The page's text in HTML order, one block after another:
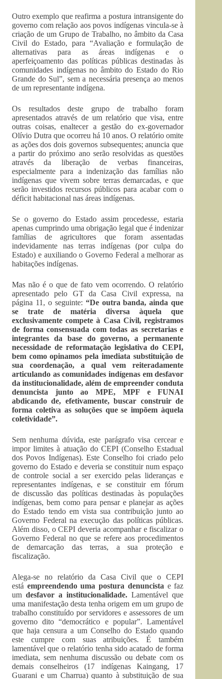
Outro exemplo que reafirma a postura intransigente do
governo com relação aos povos indígenas vincula-se à
criação de um Grupo de Trabalho, no âmbito da Casa
Civil do Estado, para “Avaliação e formulação de
alternativas para as áreas indígenas e o
aperfeiçoamento das políticas públicas destinadas às
comunidades indígenas no âmbito do Estado do Rio
Grande do Sul”, sem a necessária presença ao menos
de um representante indígena.
Os resultados deste grupo de trabalho foram
apresentados através de um relatório que visa, entre
outras coisas, enaltecer a gestão do ex-governador
Olívio Dutra que ocorreu há 10 anos. O relatório omite
as ações dos dois governos subsequentes; anuncia que
a partir do próximo ano serão resolvidas as questões
através da liberação de verbas financeiras,
especialmente para a indenização das famílias não
indígenas que vivem sobre terras demarcadas, e que
serão investidos recursos públicos para acabar com o
déficit habitacional nas áreas indígenas.
Se o governo do Estado assim procedesse, estaria
apenas cumprindo uma obrigação legal que é indenizar
famílias de agricultores que foram assentadas
indevidamente nas terras indígenas (por culpa do
Estado) e auxiliando o Governo Federal a melhorar as
habitações indígenas.
Mas não é o que de fato vem ocorrendo. O relatório
apresentado pelo GT da Casa Civil expressa, na
página 11, o seguinte: “De outra banda, ainda que
se trate de matéria diversa àquela que
exclusivamente compete à Casa Civil, registramos
de forma consensuada com todas as secretarias e
integrantes da base do governo, a permanente
necessidade de reformatação legislativa do CEPI,
bem como opinamos pela imediata substituição de
sua coordenação, a qual vem reiteradamente
articulando as comunidades indígenas em desfavor
da institucionalidade, além de empreender conduta
denuncista junto ao MPE, MPF e FUNAI
abdicando de, efetivamente, buscar construir de
forma coletiva as soluções que se impõem àquela
coletividade”.
Sem nenhuma dúvida, este parágrafo visa cercear e
impor limites à atuação do CEPI (Conselho Estadual
dos Povos Indígenas). Este Conselho foi criado pelo
governo do Estado e deveria se constituir num espaço
de controle social a ser exercido pelas lideranças e
representantes indígenas, e se constituir em fórum
de discussão das políticas destinadas às populações
indígenas, bem como para pensar e planejar as ações
do Estado tendo em vista sua contribuição junto ao
Governo Federal na execução das políticas públicas.
Além disso, o CEPI deveria acompanhar e fiscalizar o
Governo Federal no que se refere aos procedimentos
de demarcação das terras, a sua proteção e
fiscalização.
Alega-se no relatório da Casa Civil que o CEPI
está empreendendo uma postura denuncista e faz
umdesfavor a institucionalidade.Lamentável que
uma manifestação desta tenha origem em um grupo de
trabalho constituído por servidores e assessores de um
governo dito “democrático e popular”. Lamentável
que haja censura a um Conselho do Estado quando
este cumpre com suas atribuições. É também
lamentável que o relatório tenha sido acatado de forma
imediata, sem nenhuma discussão ou debate com os
demais conselheiros (17 indígenas Kaingang, 17
Guarani e um Charrua) quanto à substituição de sua